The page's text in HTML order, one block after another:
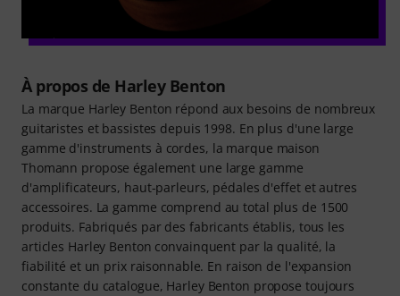
À propos de Harley Benton
La marque Harley Benton répond aux besoins de nombreux
guitaristes et bassistes depuis 1998. En plus d'une large
gamme d'instruments à cordes, la marque maison
Thomann propose également une large gamme
d'amplificateurs, haut-parleurs, pédales d'effet et autres
accessoires. La gamme comprend au total plus de 1500
produits. Fabriqués par des fabricants établis, tous les
articles Harley Benton convainquent par la qualité, la
fiabilité et un prix raisonnable. En raison de l'expansion
constante du catalogue, Harley Benton propose toujours